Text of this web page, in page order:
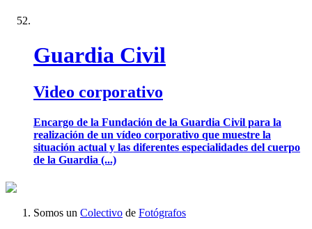
Guardia Civil
Video corporativo
Encargo de la Fundación de la Guardia Civil para la
realización de un vídeo corporativo que muestre la
situación actual y las diferentes especialidades del cuerpo
de la Guardia (...)
Somos un Colectivo de Fotógrafos